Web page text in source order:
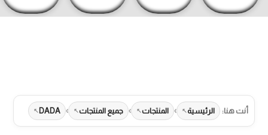
أنت هنا: الرئيسية › المنتجات › جميع المنتجات ›
DADA